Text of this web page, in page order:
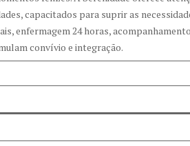
capacitados para suprir as
enfermagem 24 horas,
convívio e integração.